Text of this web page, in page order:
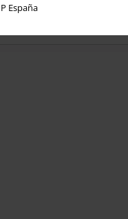
España